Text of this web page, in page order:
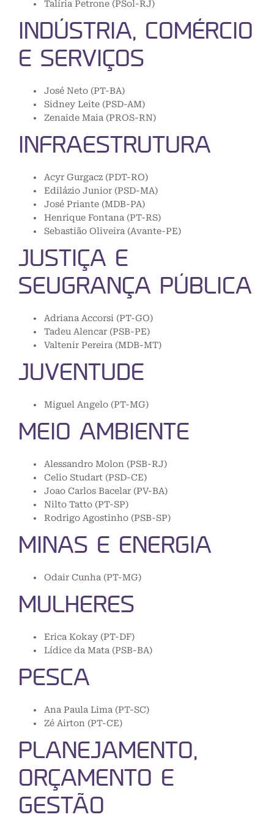
Talíria Petrone (PSol-RJ)
INDÚSTRIA, COMÉRCIO
E SERVIÇOS
José Neto (PT-BA)
Sidney Leite (PSD-AM)
Zenaide Maia (PROS-RN)
INFRAESTRUTURA
Acyr Gurgacz (PDT-RO)
Edilázio Junior (PSD-MA)
José Priante (MDB-PA)
Henrique Fontana (PT-RS)
Sebastião Oliveira (Avante-PE)
JUSTIÇA E
SEUGRANÇA PÚBLICA
Adriana Accorsi (PT-GO)
Tadeu Alencar (PSB-PE)
Valtenir Pereira (MDB-MT)
JUVENTUDE
Miguel Angelo (PT-MG)
MEIO AMBIENTE
Alessandro Molon (PSB-RJ)
Celio Studart (PSD-CE)
Joao Carlos Bacelar (PV-BA)
Nilto Tatto (PT-SP)
Rodrigo Agostinho (PSB-SP)
MINAS E ENERGIA
Odair Cunha (PT-MG)
MULHERES
Erica Kokay (PT-DF)
Lídice da Mata (PSB-BA)
PESCA
Ana Paula Lima (PT-SC)
Zé Airton (PT-CE)
PLANEJAMENTO,
ORÇAMENTO E
GESTÃO